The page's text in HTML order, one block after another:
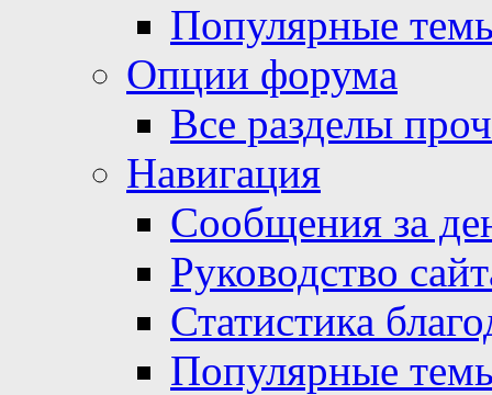
Популярные
Опции форума
Все разделы
Навигация
Сообщения за
Руководство
Статистика
Популярные